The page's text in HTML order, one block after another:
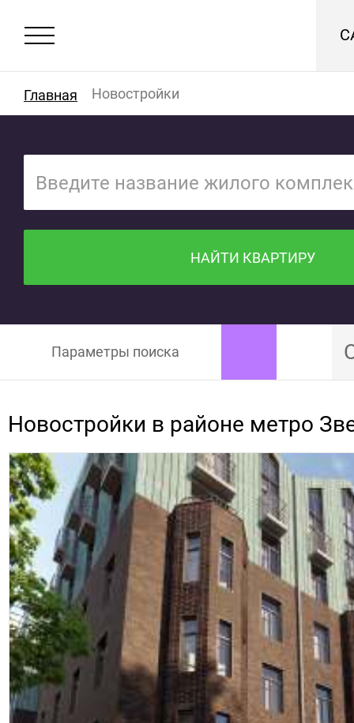
Главная Новостройки
НАЙТИ КВАРТИРУ
Параметры поиска
Новостройки в районе метро